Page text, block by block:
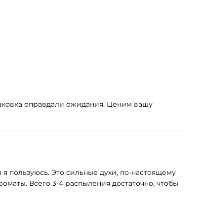
оправдали ожидания. Ценим вашу
пользуюсь. Это сильные духи, по-настоящему
Всего 3-4 распыления достаточно, чтобы